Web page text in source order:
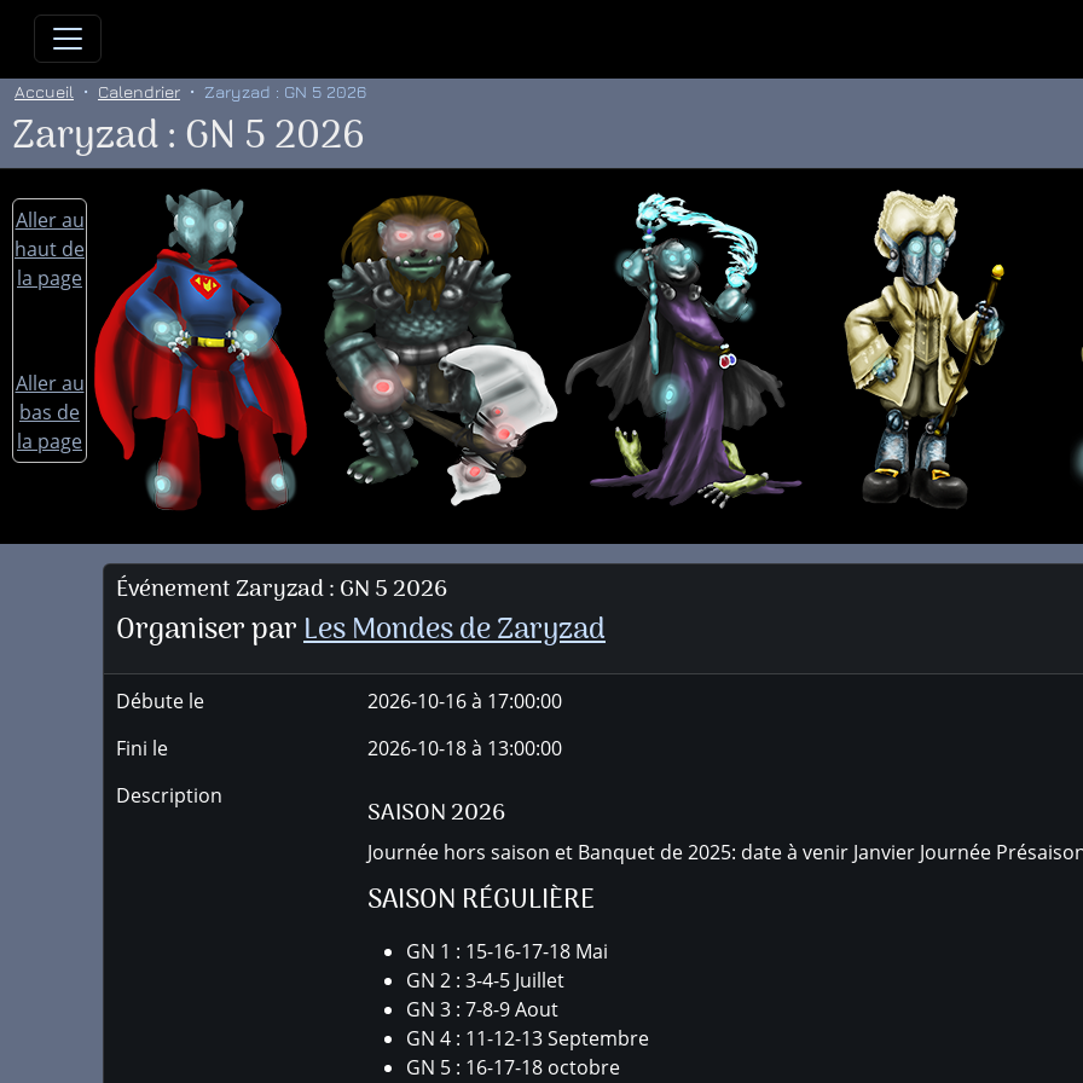
Allez directement au contenu
Accueil Calendrier Zaryzad : GN 5 2026
Zaryzad : GN 5 2026
Aller au
haut de
la page
Aller au
bas de
la page
Événement Zaryzad : GN 5 2026
Organiser parLes Mondes de Zaryzad
Débute le
2026-10-16 à 17:00:00
Fini le
2026-10-18 à 13:00:00
Description
SAISON 2026
Journée hors saison et Banquet de 2025: date à venir Janvier Journée
SAISON RÉGULIÈRE
GN 1 : 15-16-17-18 Mai
GN 2 : 3-4-5 Juillet
GN 3 : 7-8-9 Aout
GN 4 : 11-12-13 Septembre
GN 5 : 16-17-18 octobre